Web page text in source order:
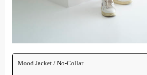
Mood Jacket / No-Collar